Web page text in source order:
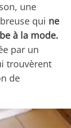
une
qui ne
à la mode.
par un
trouvèrent
de